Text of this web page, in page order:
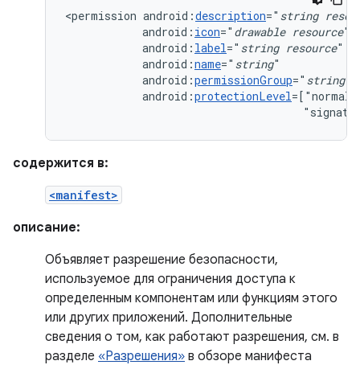
<permission android:description=" string
android: icon=" drawable resource
android: label=" string resource
android:name=" string
android:permissionGroup=" string
android:protectionLevel=["normal"
содержится в:
<manifest>
описание:
Объявляет разрешение безопасности,
используемое для ограничения доступа к
определенным компонентам или функциям этого
или других приложений. Дополнительные
сведения о том, как работают разрешения, см. в
разделе «Разрешения» в обзоре манифеста